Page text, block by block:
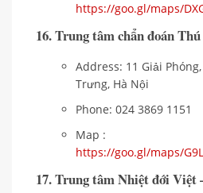
https://goo.gl/maps/
16. Trung tâm chẩn đoán
Address: 11 Giải
Trưng, Hà Nội
Phone: 024 3869 1151
Map :
https://goo.gl/maps/
17. Trung tâm Nhiệt đới Việt